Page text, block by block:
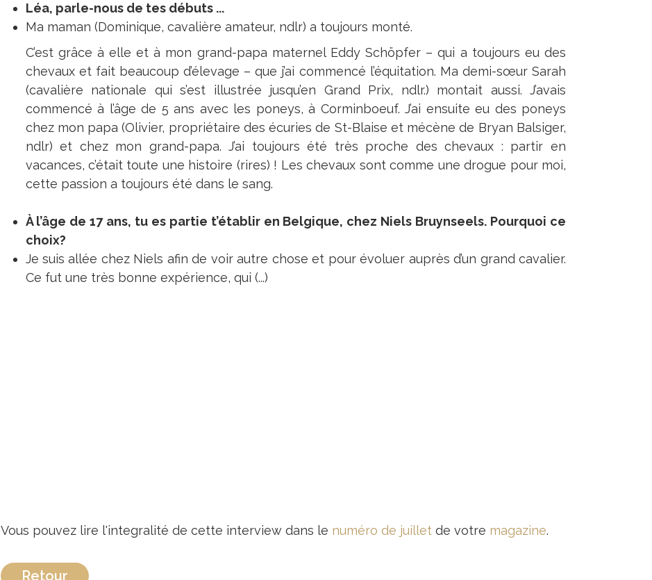
Léa, parle-nous de tes débuts ...
Ma maman (Dominique, cavalière amateur, ndlr) a toujours monté.
C’est grâce à elle et à mon grand-papa maternel Eddy Schöpfer – qui a toujours eu des
chevaux et fait beaucoup d’élevage – que j’ai commencé l’équitation. Ma demi-sœur Sarah
(cavalière nationale qui s’est illustrée jusqu’en Grand Prix, ndlr.) montait aussi. J’avais
commencé à l’âge de 5 ans avec les poneys, à Corminboeuf. J’ai ensuite eu des poneys
chez mon papa (Olivier, propriétaire des écuries de St-Blaise et mécène de Bryan Balsiger,
ndlr) et chez mon grand-papa. J’ai toujours été très proche des chevaux : partir en
vacances, c’était toute une histoire (rires) ! Les chevaux sont comme une drogue pour moi,
cette passion a toujours été dans le sang.
À l’âge de 17 ans, tu es partie t’établir en Belgique, chez Niels Bruynseels. Pourquoi ce
choix?
Je suis allée chez Niels afin de voir autre chose et pour évoluer auprès d’un grand cavalier.
Ce fut une très bonne expérience, qui (...)
Vous pouvez lire l'integralité de cette interview dans le numéro de juilletde votre magazine.
Retour